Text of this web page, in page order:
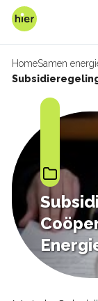
Overslaan
HomeSamen